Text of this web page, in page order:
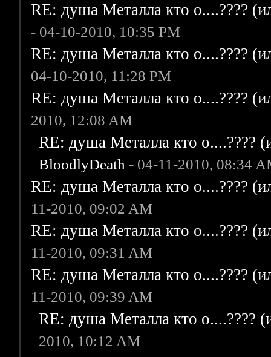
RE: душа Металла кто о....????
- 04-10-2010, 10:35 PM
RE: душа Металла кто о....????
04-10-2010, 11:28 PM
RE: душа Металла кто о....????
2010, 12:08 AM
RE: душа Металла кто о....????
BloodlyDeath - 04-11-2010, 08:34
RE: душа Металла кто о....????
11-2010, 09:02 AM
RE: душа Металла кто о....????
11-2010, 09:31 AM
RE: душа Металла кто о....????
11-2010, 09:39 AM
RE: душа Металла кто о....????
2010, 10:12 AM